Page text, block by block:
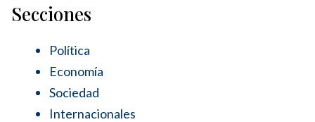
Secciones
Política
Economía
Sociedad
Internacionales